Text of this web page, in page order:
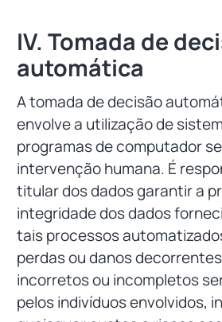
IV. Tomada de
automática
A tomada de decisão
envolve a utilização de
programas de computador
intervenção humana. É
titular dos dados garantir a
integridade dos dados
tais processos
perdas ou danos
incorretos ou incompletos
pelos indivíduos envolvidos,